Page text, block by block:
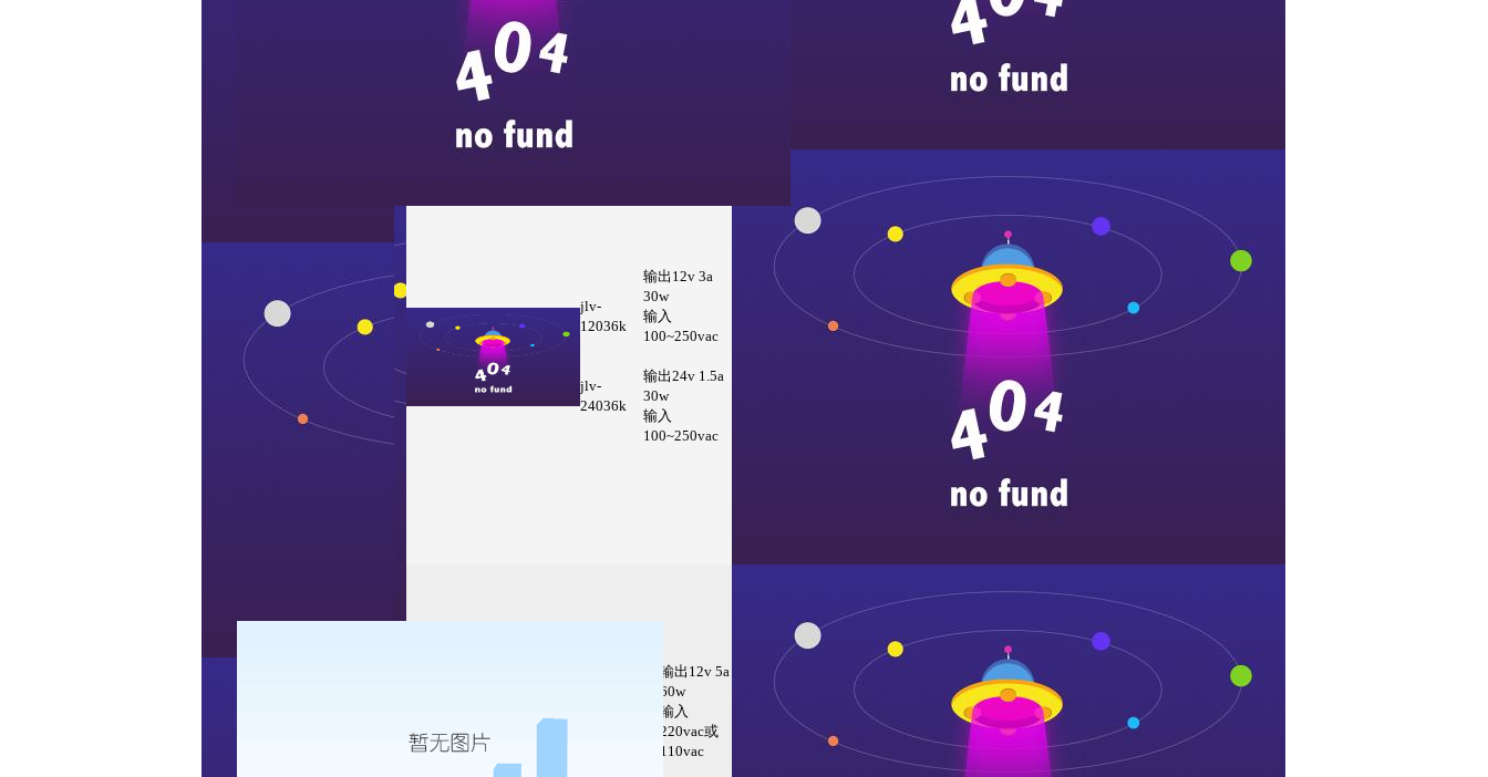
jlv-
12036k
jlv-
24036k
输出12v 3a
30w
输入
100~250vac
输出24v 1.5a
30w
输入
100~250vac
输出12v 5a
60w
输入
220vac或
110vac